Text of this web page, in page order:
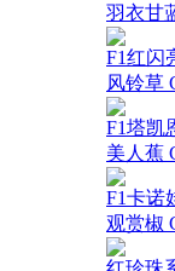
羽衣甘
F1红闪
风铃草
F1塔凯
美人蕉
F1卡诺
观赏椒